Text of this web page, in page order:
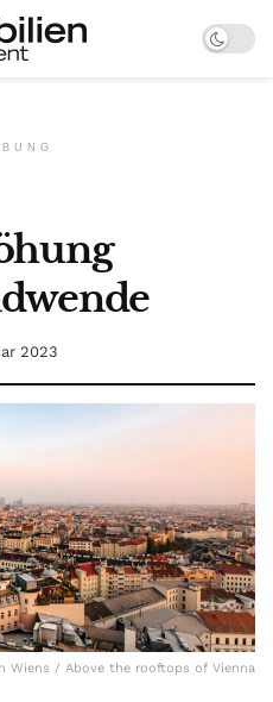
2023
Wiens / Above the rooftops of Vienna